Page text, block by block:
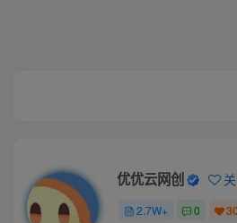
优优云网创
2.7W+ 0 30